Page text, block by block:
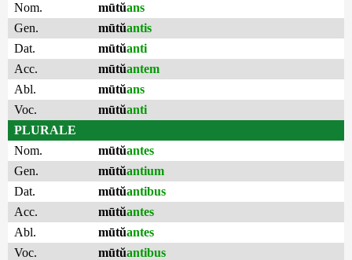
Nom.
mūtŭans
Gen.
mūtŭantis
Dat.
mūtŭanti
Acc.
mūtŭantem
Abl.
mūtŭans
Voc.
mūtŭanti
PLURALE
Nom.
mūtŭantes
Gen.
mūtŭantium
Dat.
mūtŭantibus
Acc.
mūtŭantes
Abl.
mūtŭantes
Voc.
mūtŭantibus